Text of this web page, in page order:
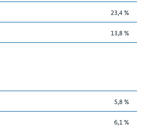
23,4 %
13,8 %
5,8 %
6,1 %